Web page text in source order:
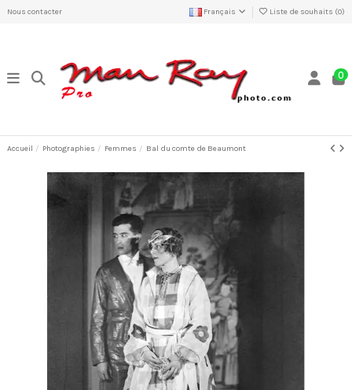
Nous contacter Français Liste de souhaits (0)
0
Accueil Photographies Femmes Bal du comte de Beaumont